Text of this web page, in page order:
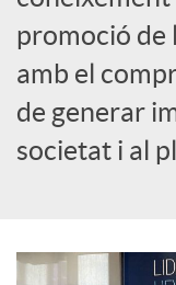
promoció de
amb el
de generar
societat i al